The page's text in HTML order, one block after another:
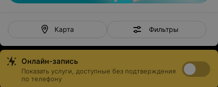
Карта Фильтры
Онлайн-запись
Показать услуги, доступные без подтверждения
по телефону